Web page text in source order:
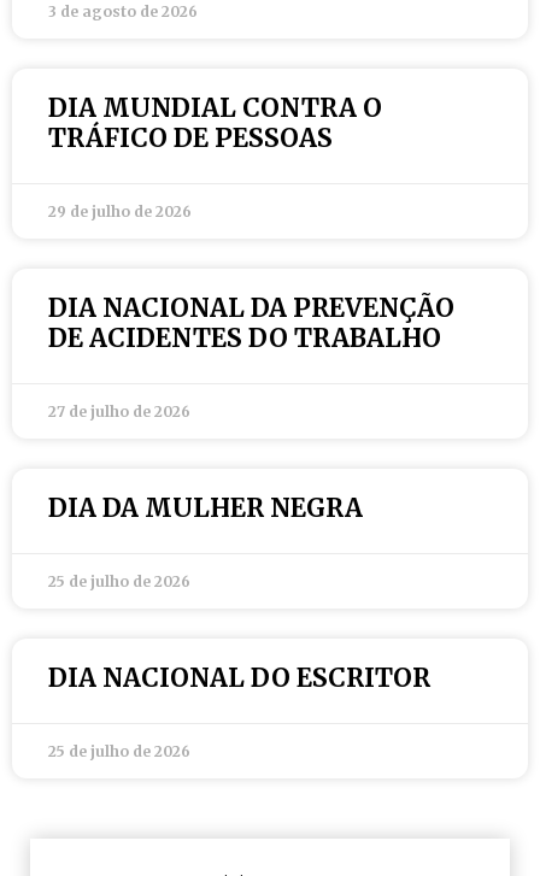
3 de agosto de 2026
DIA MUNDIAL CONTRA O
TRÁFICO DE PESSOAS
29 de julho de 2026
DIA NACIONAL DA PREVENÇÃO
DE ACIDENTES DO TRABALHO
27 de julho de 2026
DIA DA MULHER NEGRA
25 de julho de 2026
DIA NACIONAL DO ESCRITOR
25 de julho de 2026